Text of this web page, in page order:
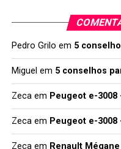
Pedro Grilo em 5
Miguel em 5 conselhos
Zecaem Peugeot e-3008
Zecaem Peugeot e-3008
Zecaem Renault